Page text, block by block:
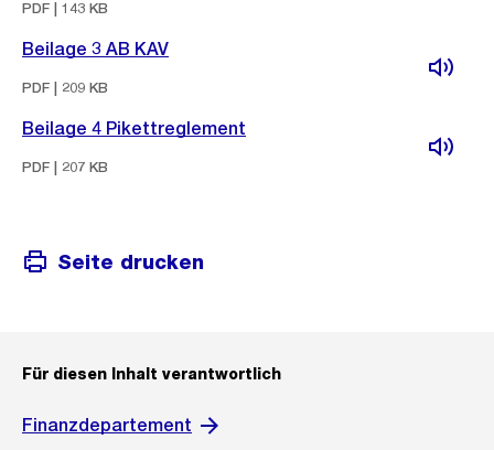
PDF | 143 KB
Beilage 3 AB KAV
PDF | 209 KB
Beilage 4 Pikettreglement
PDF | 207 KB
Seite drucken
Für diesen Inhalt verantwortlich
Finanzdepartement